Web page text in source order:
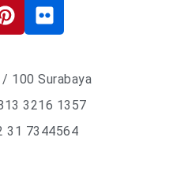
100 Surabaya
3216 1357
31 7344564